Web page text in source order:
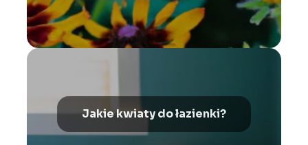
Jakie kwiaty do łazienki?